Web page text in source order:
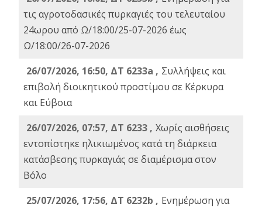
τις αγροτοδασικές πυρκαγιές του τελευταίου
24ωρου από Ω/18:00/25-07-2026 έως
Ω/18:00/26-07-2026
26/07/2026, 16:50, ΔΤ 6233a , Συλλήψεις και
επιβολή διοικητικού προστίμου σε Κέρκυρα
και Εύβοια
26/07/2026, 07:57, ΔΤ 6233 , Χωρίς αισθήσεις
εντοπίστηκε ηλικιωμένος κατά τη διάρκεια
κατάσβεσης πυρκαγιάς σε διαμέρισμα στον
Βόλο
25/07/2026, 17:56, ΔΤ 6232b , Ενημέρωση για